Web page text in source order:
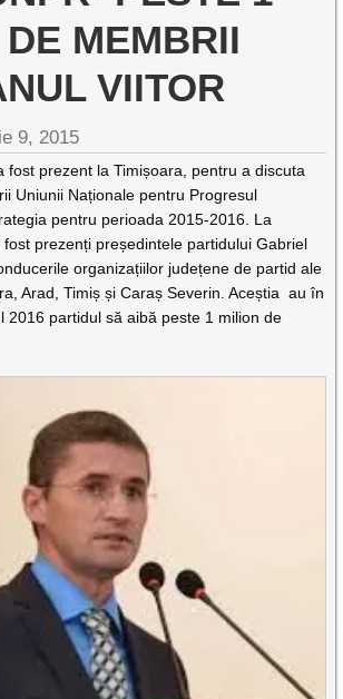
MEMBRII
VIITOR
9, 2015
fost prezent la Timișoara, pentru a discuta
Uniunii Naționale pentru Progresul
pentru perioada 2015-2016. La
prezenți președintele partidului Gabriel
organizațiilor județene de partid ale
Arad, Timiș și Caraș Severin. Aceștia au în
2016 partidul să aibă peste 1 milion de